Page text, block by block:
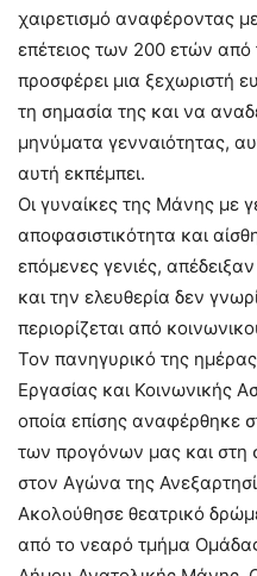
χαιρετισμό αναφέροντας
επέτειος των 200 ετών
προσφέρει μια ξεχωριστή
τη σημασία της και να
μηνύματα γενναιότητας,
αυτή εκπέμπει.
Οι γυναίκες της Μάνης με
αποφασιστικότητα και
επόμενες γενιές,
και την ελευθερία δεν
περιορίζεται από
Τον πανηγυρικό της
Εργασίας και Κοινωνικής
οποία επίσης αναφέρθηκε
των προγόνων μας και στη
στον Αγώνα της
Ακολούθησε θεατρικό
από το νεαρό τμήμα